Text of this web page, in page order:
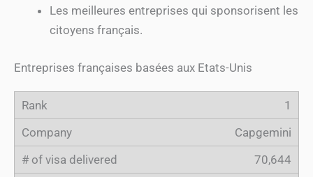
Les meilleures entreprises qui sponsorisent les
citoyens français.
Entreprises françaises basées aux Etats-Unis
1
Capgemini
70,644